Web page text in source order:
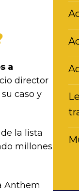
a
director
caso y
la lista
millones
Anthem